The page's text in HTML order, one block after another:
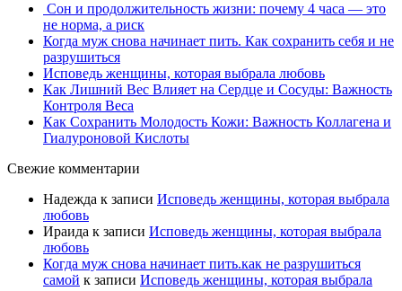
Сон и продолжительность жизни: почему 4 часа — это
не норма, а риск
Когда муж снова начинает пить. Как сохранить себя и не
разрушиться
Исповедь женщины, которая выбрала любовь
Как Лишний Вес Влияет на Сердце и Сосуды: Важность
Контроля Веса
Как Сохранить Молодость Кожи: Важность Коллагена и
Гиалуроновой Кислоты
Свежие комментарии
Надежда к записи Исповедь женщины, которая выбрала
любовь
Ираида к записи Исповедь женщины, которая выбрала
любовь
Когда муж снова начинает пить.как не разрушиться
самой к записи Исповедь женщины, которая выбрала